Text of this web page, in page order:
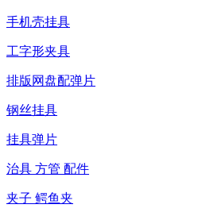
手机壳挂具
工字形夹具
排版网盘配弹片
钢丝挂具
挂具弹片
治具 方管 配件
夹子 鳄鱼夹